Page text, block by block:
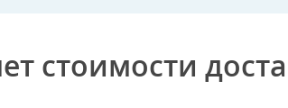
стоимости